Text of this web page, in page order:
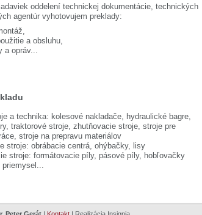
oddelení technickej dokumentácie, technických
agentúr vyhotovujem preklady:
a obsluhu,
a opráv...
a technika: kolesové nakladače, hydraulické bagre,
traktorové stroje, zhutňovacie stroje, stroje pre
stroje na prepravu materiálov
stroje: obrábacie centrá, ohýbačky, lisy
stroje: formátovacie píly, pásové píly, hobľovačky
priemysel...